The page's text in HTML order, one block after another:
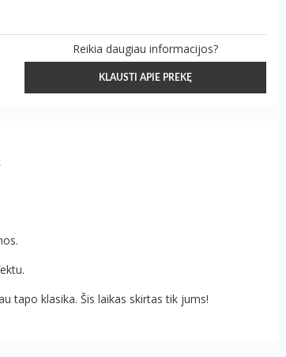
Reikia daugiau informacijos?
KLAUSTI APIE PREKĘ
tapo klasika. Šis laikas skirtas tik jums!